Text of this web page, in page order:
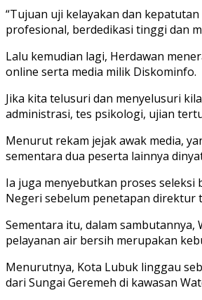
“Tujuan uji kelayakan dan
profesional, berdedikasi tinggi dan
Lalu kemudian lagi, Herdawan
online serta media milik Diskominfo.
Jika kita telusuri dan menyelusuri
administrasi, tes psikologi, ujian
Menurut rekam jejak awak media,
sementara dua peserta lainnya
Ia juga menyebutkan proses seleksi
Negeri sebelum penetapan direktur
Sementara itu, dalam
pelayanan air bersih merupakan
Menurutnya, Kota Lubuk linggau
dari Sungai Geremeh di kawasan